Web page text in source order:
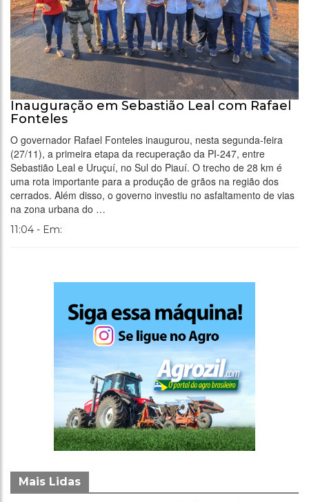
Inauguração em Sebastião Leal com Rafael
Fonteles
O governador Rafael Fonteles inaugurou, nesta segunda-feira
(27/11), a primeira etapa da recuperação da PI-247, entre
Sebastião Leal e Uruçuí, no Sul do Piauí. O trecho de 28 km é
uma rota importante para a produção de grãos na região dos
cerrados. Além disso, o governo investiu no asfaltamento de vias
na zona urbana do …
11:04 - Em:
Mais Lidas